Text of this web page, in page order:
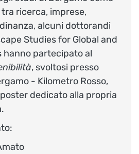
ricerca, imprese,
alcuni dottorandi
Studies for Global and
hanno partecipato al
, svoltosi presso
- Kilometro Rosso,
dedicato alla propria